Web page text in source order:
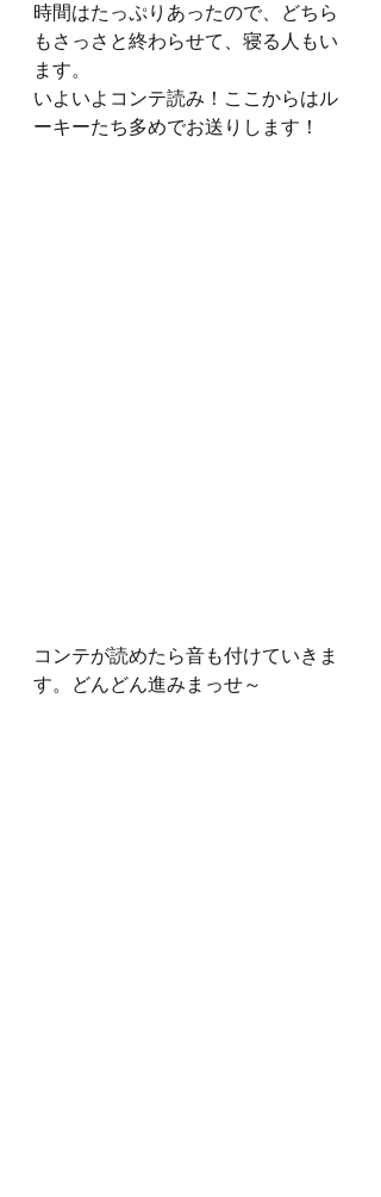
時間はたっぷりあったので、どちら
もさっさと終わらせて、寝る人もい
ます。
いよいよコンテ読み！ここからはル
ーキーたち多めでお送りします！
コンテが読めたら音も付けていきま
す。どんどん進みまっせ～